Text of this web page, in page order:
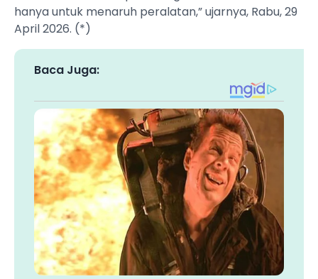
hanya untuk menaruh peralatan,” ujarnya, Rabu, 29
April 2026. (*)
Baca Juga: